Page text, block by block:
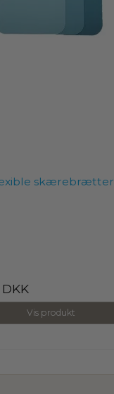
skærebrætter
Vis produkt